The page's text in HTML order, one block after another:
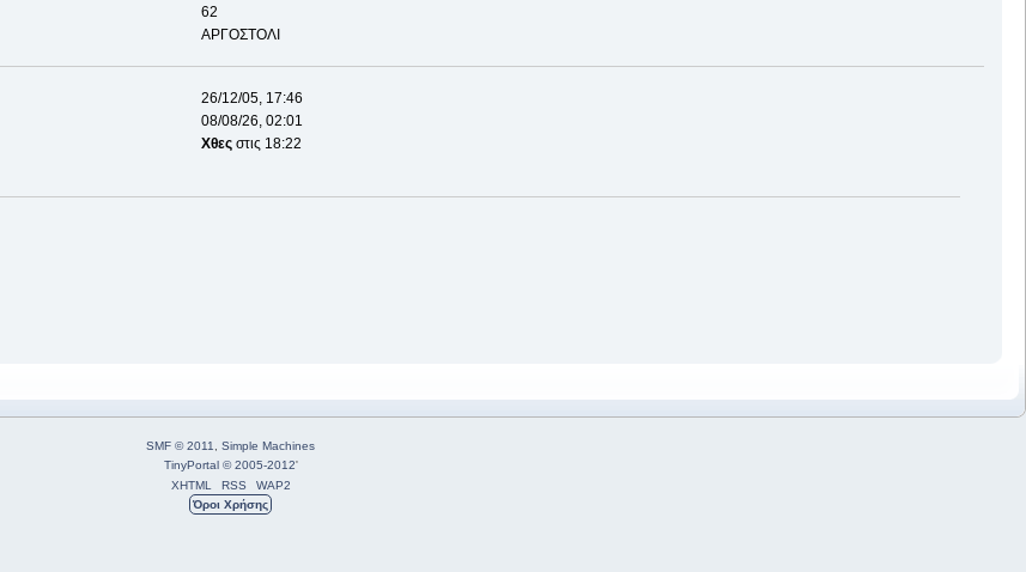
62
ΑΡΓΟΣΤΟΛΙ
26/12/05, 17:46
08/08/26, 02:01
Χθεςστις 18:22
SMF © 2011
Simple Machines
TinyPortal © 2005-2012'
XHTML
RSS
WAP2
Όροι Χρήσης